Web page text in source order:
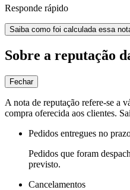
Responde rápido
Saiba como foi calculada essa
Sobre a reputação
Fechar
A nota de reputação refere-se a
compra oferecida aos clientes.
Pedidos entregues no
Pedidos que foram
previsto.
Cancelamentos